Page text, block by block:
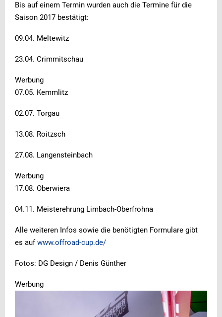
Bis auf einem Termin wurden auch die Termine für die
Saison 2017 bestätigt:
09.04. Meltewitz
23.04. Crimmitschau
Werbung
07.05. Kemmlitz
02.07. Torgau
13.08. Roitzsch
27.08. Langensteinbach
Werbung
17.08. Oberwiera
04.11. Meisterehrung Limbach-Oberfrohna
Alle weiteren Infos sowie die benötigten Formulare gibt
es aufwww.offroad-cup.de/
Fotos: DG Design / Denis Günther
Werbung